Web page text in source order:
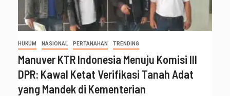
HUKUM NASIONAL PERTANAHAN TRENDING
Manuver KTR Indonesia Menuju Komisi III
DPR: Kawal Ketat Verifikasi Tanah Adat
yang Mandek di Kementerian